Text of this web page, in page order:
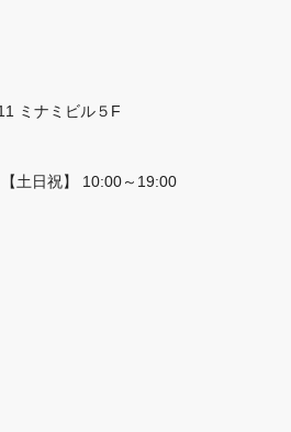
ミナミビル５F
土日祝】 10:00～19:00